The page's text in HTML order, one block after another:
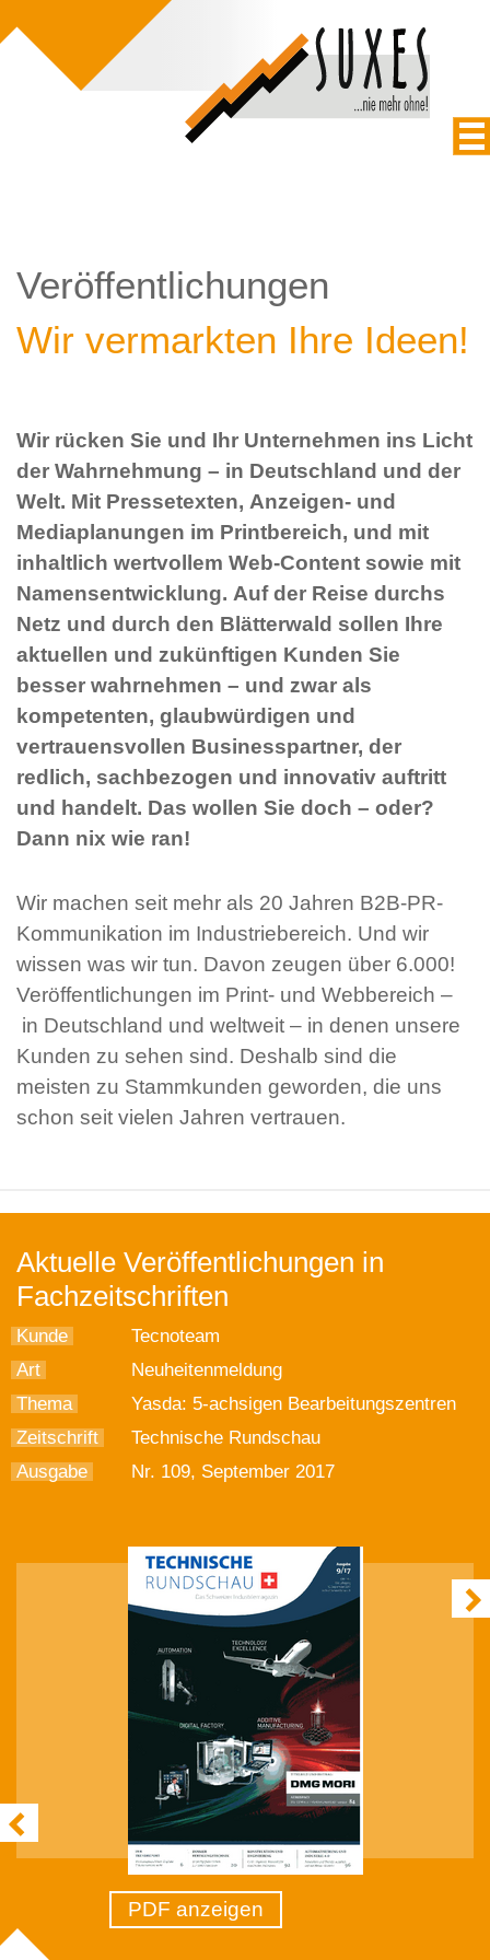
Veröffentlichungen
Wir vermarkten Ihre Ideen!
Wir rücken Sie und Ihr Unternehmen ins Licht
der Wahrnehmung – in Deutschland und der
Welt. Mit Pressetexten, Anzeigen- und
Mediaplanungen im Printbereich, und mit
inhaltlich wertvollem Web-Content sowie mit
Namensentwicklung. Auf der Reise durchs
Netz und durch den Blätterwald sollen Ihre
aktuellen und zukünftigen Kunden Sie
besser wahrnehmen – und zwar als
kompetenten, glaubwürdigen und
vertrauensvollen Businesspartner, der
redlich, sachbezogen und innovativ auftritt
und handelt. Das wollen Sie doch – oder?
Dann nix wie ran!
Wir machen seit mehr als 20 Jahren B2B-PR-
Kommunikation im Industriebereich. Und wir
wissen was wir tun. Davon zeugen über 6.000!
Veröffentlichungen im Print- und Webbereich –
in Deutschland und weltweit – in denen unsere
Kunden zu sehen sind. Deshalb sind die
meisten zu Stammkunden geworden, die uns
schon seit vielen Jahren vertrauen.
Aktuelle Veröffentlichungen in
Fachzeitschriften
Kunde
Tecnoteam
Art
Neuheitenmeldung
Thema
Yasda: 5-achsigen Bearbeitungszentren
Zeitschrift
Technische Rundschau
Ausgabe
Nr. 109, September 2017
PDF anzeigen